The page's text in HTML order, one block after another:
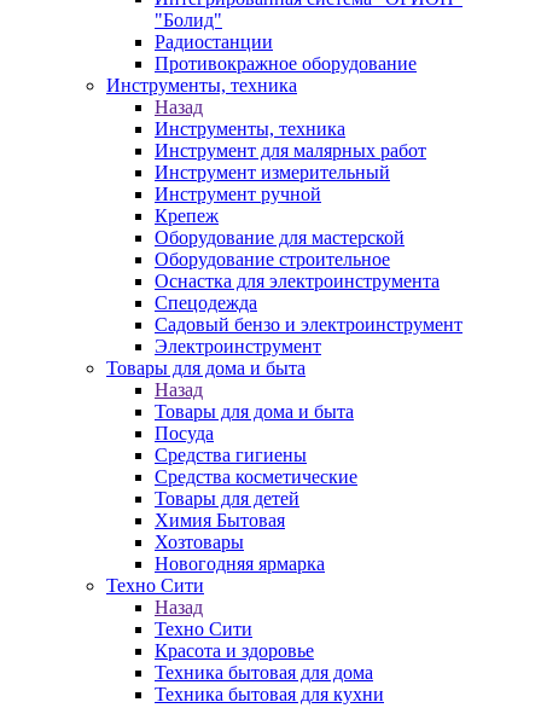
"Болид"
Радиостанции
Противокражное оборудование
Инструменты, техника
Назад
Инструменты, техника
Инструмент для малярных работ
Инструмент измерительный
Инструмент ручной
Крепеж
Оборудование для мастерской
Оборудование строительное
Оснастка для электроинструмента
Спецодежда
Садовый бензо и электроинструмент
Электроинструмент
Товары для дома и быта
Назад
Товары для дома и быта
Посуда
Средства гигиены
Средства косметические
Товары для детей
Химия Бытовая
Хозтовары
Новогодняя ярмарка
Техно Сити
Назад
Техно Сити
Красота и здоровье
Техника бытовая для дома
Техника бытовая для кухни